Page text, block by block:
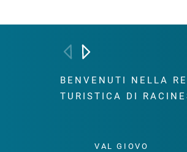
BENVENUTI NELLA
TURISTICA DI
VAL GIOVO